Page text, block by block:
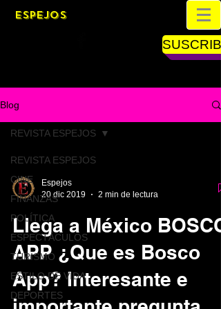
ESPEJOS
Blog
REVISTA ESPEJOS
CINE
FINANZAS
POLÍTICA
ESPECTÁCULOS
TURISMO
ESTILO DE VIDA
DEPORTES
REVISTA ESPEJOS
Espejos
20 dic 2019
2 min de lectura
Llega a México BOSCO
APP ¿Que es Bosco
App? Interesante e